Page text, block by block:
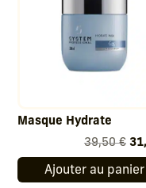
Masque Hydrate
39,50€ Le
prix
Ajouter au panier